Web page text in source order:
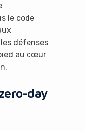
le code
défenses
au cœur
day